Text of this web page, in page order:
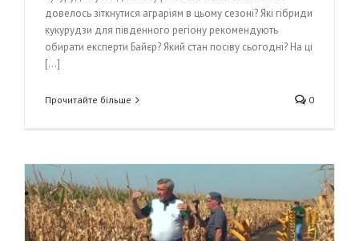
довелось зіткнутися аграріям в цьому сезоні? Які гібриди
кукурудзи для південного регіону рекомендують
обирати експерти Байєр? Який стан посіву сьогодні? На ці
[...]
Прочитайте більше 0